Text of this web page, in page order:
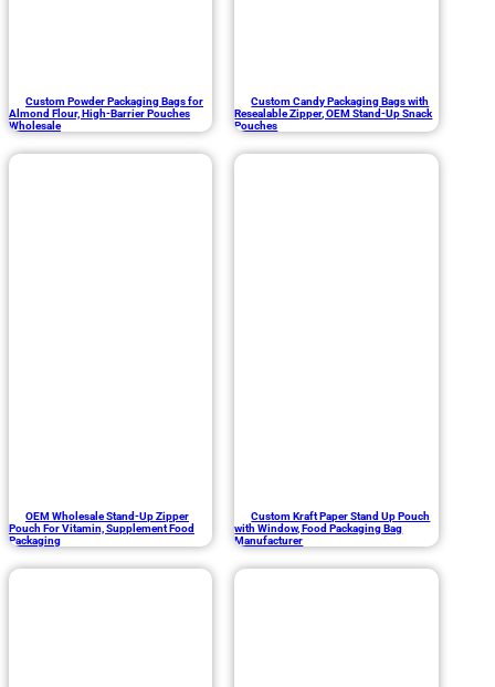
Custom Powder Packaging Bags for
Almond Flour, High-Barrier Pouches
Wholesale
Custom Candy Packaging Bags with
Resealable Zipper, OEM Stand-Up Snack
Pouches
OEM Wholesale Stand-Up Zipper
Pouch For Vitamin, Supplement Food
Packaging
Custom Kraft Paper Stand Up Pouch
with Window, Food Packaging Bag
Manufacturer